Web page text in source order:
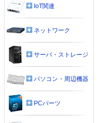
IoT関連
ネットワーク
サーバ・ストレージ
パソコン・周辺機器
PCパーツ